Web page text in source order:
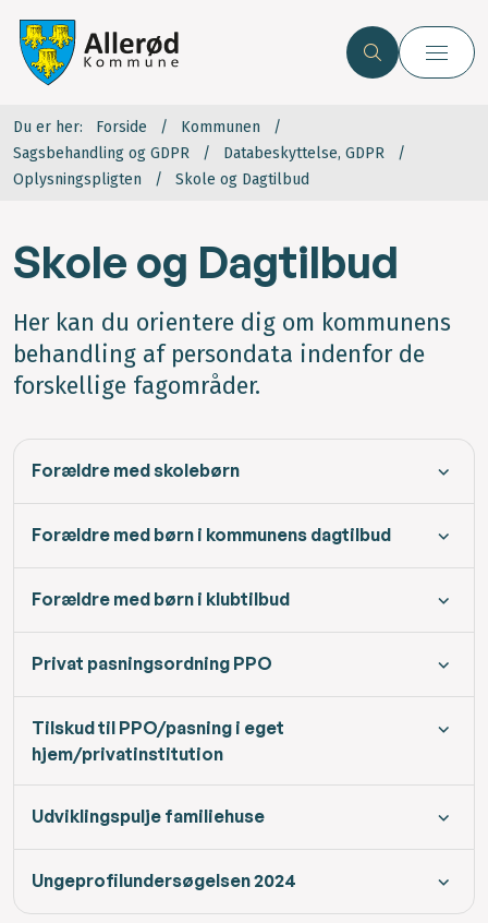
Du er her: Forside
Kommunen
Sagsbehandling og GDPR
Databeskyttelse, GDPR
Oplysningspligten
Skole og Dagtilbud
Skole og Dagtilbud
Her kan du orientere dig om kommunens
behandling af persondata indenfor de
forskellige fagområder.
Forældre med skolebørn
Forældre med børn i kommunens dagtilbud
Forældre med børn i klubtilbud
Privat pasningsordning PPO
Tilskud til PPO/pasning i eget
hjem/privatinstitution
Udviklingspulje familiehuse
Ungeprofilundersøgelsen 2024